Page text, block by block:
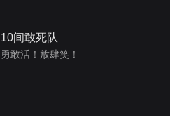
10间敢死队
勇敢活！放肆笑！